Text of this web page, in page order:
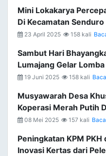
Mini Lokakarya
Di Kecamatan Senduro
23 April 2025 158 kali
Sambut Hari
Lumajang Gelar
19 Juni 2025 158 kali
Musyawarah Desa
Koperasi Merah Putih
08 Mei 2025 157 kali
Peningkatan KPM
Inovasi Kertas dari